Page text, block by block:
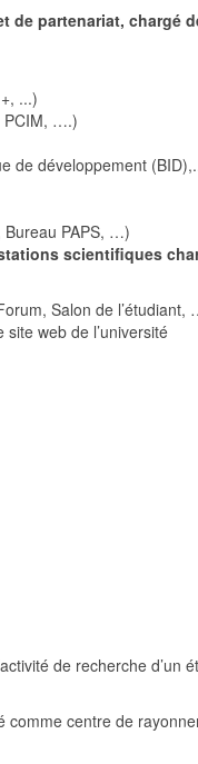
de partenariat, chargé
...)
PCIM, ….)
de développement
Bureau PAPS, …)
scientifiques
Salon de l’étudiant,
web de l’université
de recherche d’un
centre de